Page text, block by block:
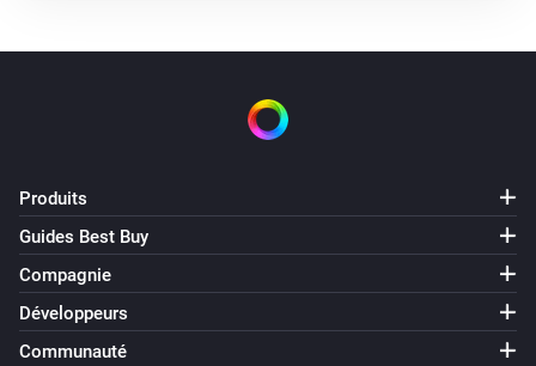
La température cible a été modifiée
Program Updated
Microwave Oven
Produits
Guides Best Buy
Compagnie
Développeurs
Communauté